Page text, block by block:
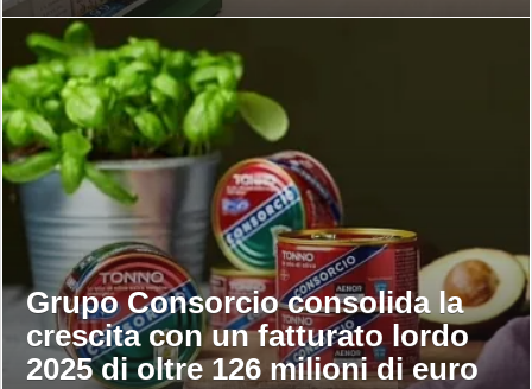
Grupo Consorcio consolida la
crescita con un fatturato lordo
2025 di oltre 126 milioni di euro